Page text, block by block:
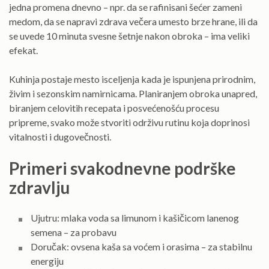
jedna promena dnevno – npr. da se rafinisani šećer zameni
medom, da se napravi zdrava večera umesto brze hrane, ili da
se uvede 10 minuta svesne šetnje nakon obroka – ima veliki
efekat.
Kuhinja postaje mesto isceljenja kada je ispunjena prirodnim,
živim i sezonskim namirnicama. Planiranjem obroka unapred,
biranjem celovitih recepata i posvećenošću procesu
pripreme, svako može stvoriti održivu rutinu koja doprinosi
vitalnosti i dugovečnosti.
Primeri svakodnevne podrške
zdravlju
Ujutru: mlaka voda sa limunom i kašičicom lanenog
semena – za probavu
Doručak: ovsena kaša sa voćem i orasima – za stabilnu
energiju